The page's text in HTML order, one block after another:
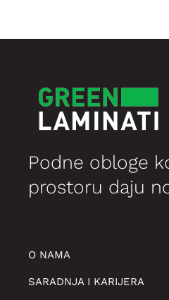
Podne obloge
prostoru daju
O NAMA
SARADNJA I KARIJERA